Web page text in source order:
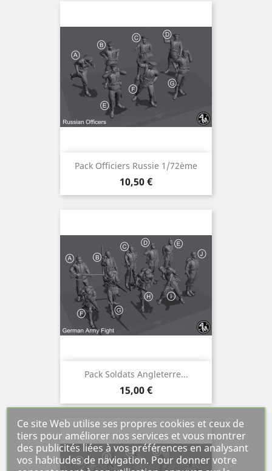
Pack Officiers Russie 1/72ème
Prix
10,50 €
Pack Soldats Angleterre...
Prix
15,00 €
Ce site Web utilise ses propres cookies et ceux de
tiers pour améliorer nos services et vous montrer
des publicités liées à vos préférences en analysant
vos habitudes de navigation. Pour donner votre